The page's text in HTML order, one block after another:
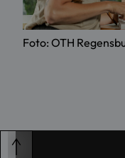
Foto: OTH